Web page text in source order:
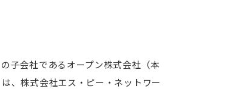
子会社であるオープン株式会社（本
、株式会社エス・ピー・ネットワー